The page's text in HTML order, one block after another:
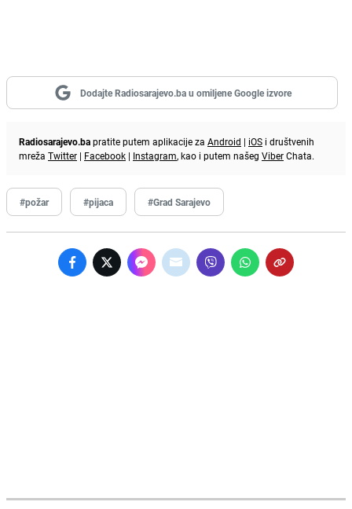
Dodajte Radiosarajevo.ba u omiljene Google izvore
Radiosarajevo.bapratite putem aplikacije za Android | iOS i društvenih
mreža Twitter | Facebook | Instagram, kao i putem našeg ViberChata.
#požar #pijaca #Grad Sarajevo